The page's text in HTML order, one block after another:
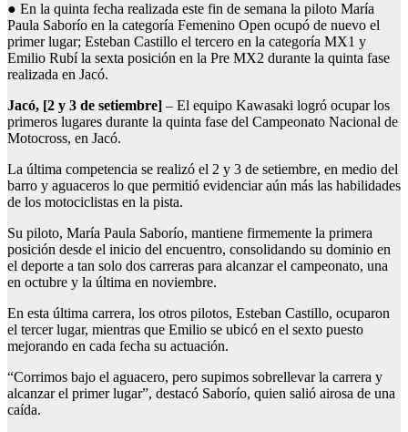
● En la quinta fecha realizada este fin de semana la piloto María
Paula Saborío en la categoría Femenino Open ocupó de nuevo el
primer lugar; Esteban Castillo el tercero en la categoría MX1 y
Emilio Rubí la sexta posición en la Pre MX2 durante la quinta fase
realizada en Jacó.
Jacó, [2 y 3 de setiembre] – El equipo Kawasaki logró ocupar los
primeros lugares durante la quinta fase del Campeonato Nacional de
Motocross, en Jacó.
La última competencia se realizó el 2 y 3 de setiembre, en medio del
barro y aguaceros lo que permitió evidenciar aún más las habilidades
de los motociclistas en la pista.
Su piloto, María Paula Saborío, mantiene firmemente la primera
posición desde el inicio del encuentro, consolidando su dominio en
el deporte a tan solo dos carreras para alcanzar el campeonato, una
en octubre y la última en noviembre.
En esta última carrera, los otros pilotos, Esteban Castillo, ocuparon
el tercer lugar, mientras que Emilio se ubicó en el sexto puesto
mejorando en cada fecha su actuación.
“Corrimos bajo el aguacero, pero supimos sobrellevar la carrera y
alcanzar el primer lugar”, destacó Saborío, quien salió airosa de una
caída.